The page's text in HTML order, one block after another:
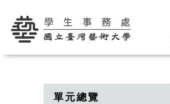
學生事務處
單元總覽